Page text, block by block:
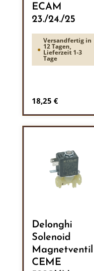
ECAM
23./24./25
Versandfertig in
12 Tagen,
Lieferzeit 1-3
Tage
Regulärer Preis:
18,25 €
Delonghi
Solenoid
Magnetventil
CEME